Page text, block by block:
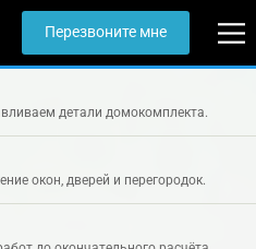
Перезвоните мне
детали домокомплекта.
окон, дверей и перегородок.